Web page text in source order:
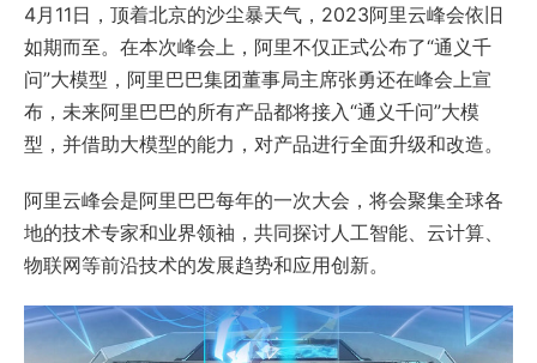
4月11日，顶着北京的沙尘暴天气，2023阿里云峰会依旧
如期而至。在本次峰会上，阿里不仅正式公布了“通义千
问”大模型，阿里巴巴集团董事局主席张勇还在峰会上宣
布，未来阿里巴巴的所有产品都将接入“通义千问”大模
型，并借助大模型的能力，对产品进行全面升级和改造。
阿里云峰会是阿里巴巴每年的一次大会，将会聚集全球各
地的技术专家和业界领袖，共同探讨人工智能、云计算、
物联网等前沿技术的发展趋势和应用创新。